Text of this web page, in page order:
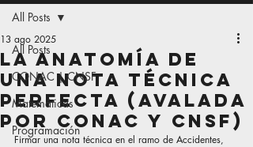
All Posts
CONAC | CNSF
Matemáticas
Programación
All Posts
La anatomía de
una Nota Técnica
perfecta (avalada
por CONAC y CNSF)
13 ago 2025
Firmar una nota técnica en el ramo de Accidentes,